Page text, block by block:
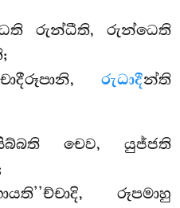
රුන්ධීති, රුන්ධෙති
රුධාදීන්ති
චෙව, යුජ්ජති
රූපමාහු